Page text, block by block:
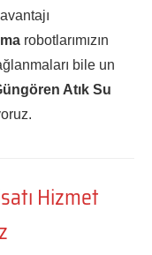
robotlarımızın
bile un
Atık Su
Hizmet